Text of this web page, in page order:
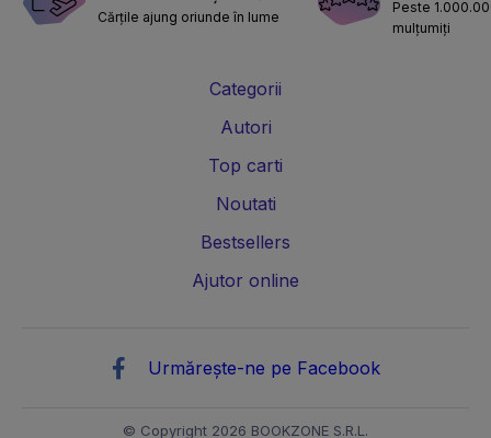
Cărțile ajung oriunde în lume
Peste
mulțumiți
Categorii
Autori
Top carti
Noutati
Bestsellers
Ajutor online
Urmărește-ne pe Facebook
© Copyright 2026 BOOKZONE S.R.L.